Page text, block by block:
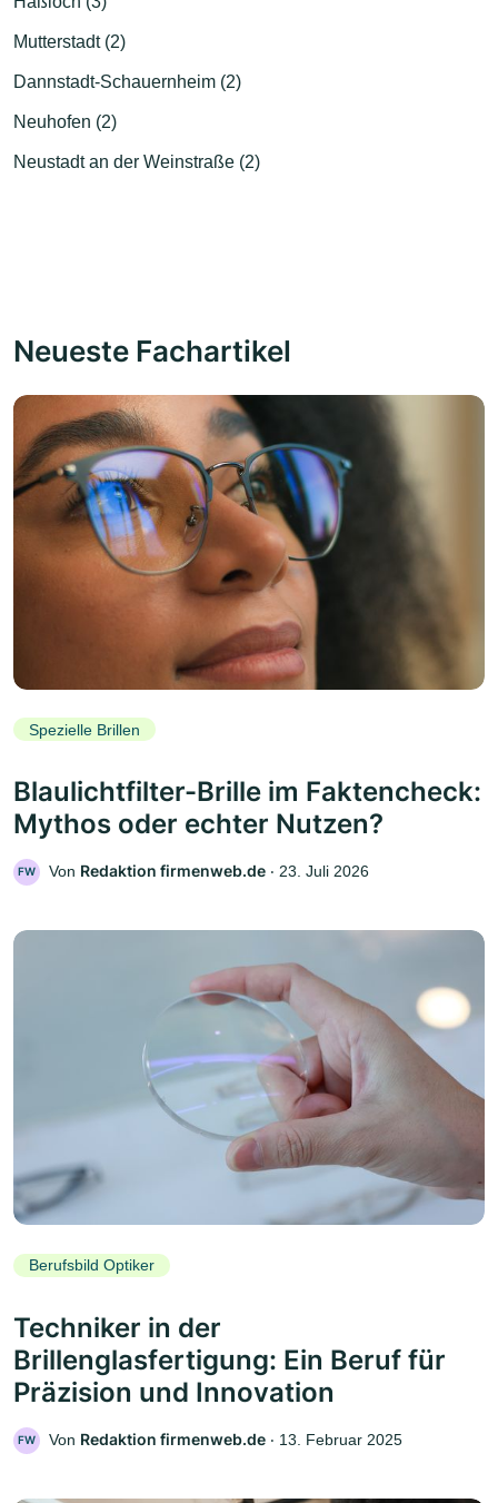
Mutterstadt (2)
Dannstadt-Schauernheim (2)
Neuhofen (2)
Neustadt an der Weinstraße (2)
Neueste Fachartikel
Spezielle Brillen
Blaulichtfilter-Brille im Faktencheck:
Mythos oder echter Nutzen?
FW Von Redaktion firmenweb.de ‧ 23. Juli 2026
Berufsbild Optiker
Techniker in der
Brillenglasfertigung: Ein Beruf für
Präzision und Innovation
FW Von Redaktion firmenweb.de ‧ 13. Februar 2025